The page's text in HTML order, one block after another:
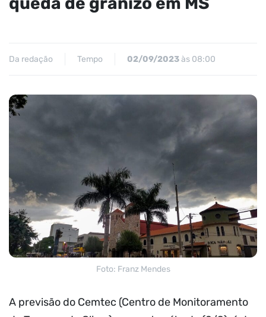
Da redação Tempo 02/09/2023às 08:00
Foto: Franz Mendes
A previsão do Cemtec (Centro de Monitoramento